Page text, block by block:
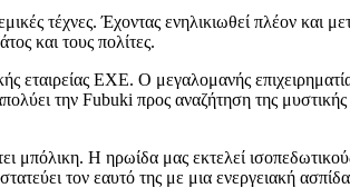
τέχνες. Έχοντας ενηλικιωθεί πλέον και
και τους πολίτες.
EXE. Ο μεγαλομανής
την Fubuki προς αναζήτηση της
μπόλικη. Η ηρωίδα μας εκτελεί
τον εαυτό της με μια ενεργειακή